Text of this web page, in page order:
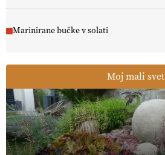
Marinirane bučke v solati
Moj mali svet